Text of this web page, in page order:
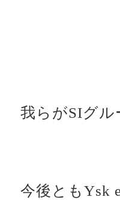
我らがSIグル
今後ともYsk